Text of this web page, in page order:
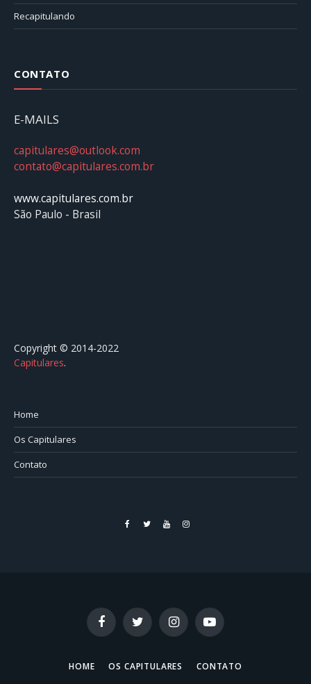
Recapitulando
CONTATO
E-MAILS
capitulares@outlook.com
contato@capitulares.com.br
www.capitulares.com.br
São Paulo - Brasil
Copyright © 2014-2022
Capitulares.⠀⠀⠀⠀⠀⠀⠀⠀⠀⠀⠀⠀⠀⠀⠀⠀⠀⠀⠀⠀⠀⠀⠀⠀⠀⠀⠀
Home
Os Capitulares
Contato
FacebookTwitterYouTubeInstagram
FacebookTwitter InstagramYouTube
HOME OS CAPITULARES CONTATO